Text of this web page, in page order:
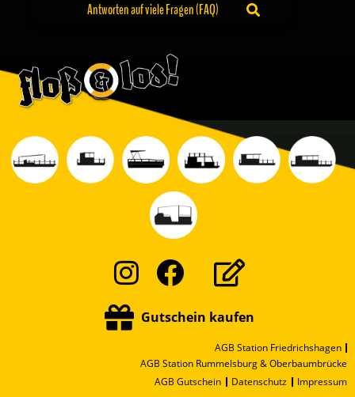
Antworten auf viele Fragen (FAQ)
Instagram
Facebook
Gutschein kaufen
AGB Station Friedrichshagen
AGB Station Rummelsburg & Oberbaumbrücke
AGB Gutschein
Datenschutz Impressum